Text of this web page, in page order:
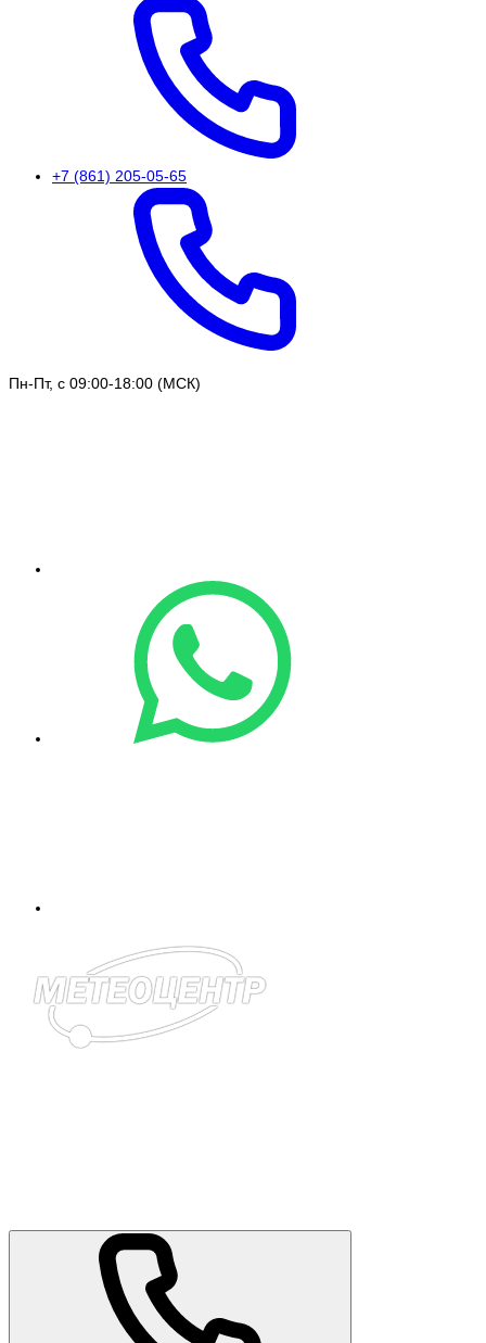
+7 (861) 205-05-65
Пн-Пт, с 09:00-18:00 (МСК)